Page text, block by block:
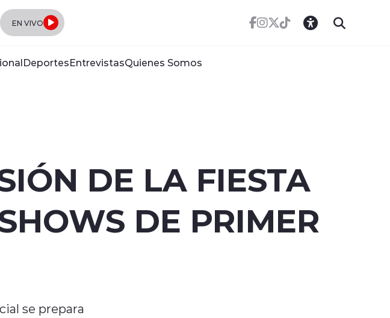
EN VIVO
DeportesEntrevistasQuienes Somos
DE LA FIESTA
DE PRIMER
se prepara